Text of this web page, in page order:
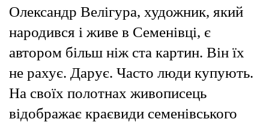
Олександр Велігура, художник, який
народився і живе в Семенівці, є
автором більш ніж ста картин. Він їх
не рахує. Дарує. Часто люди купують.
На своїх полотнах живописець
відображає краєвиди семенівського